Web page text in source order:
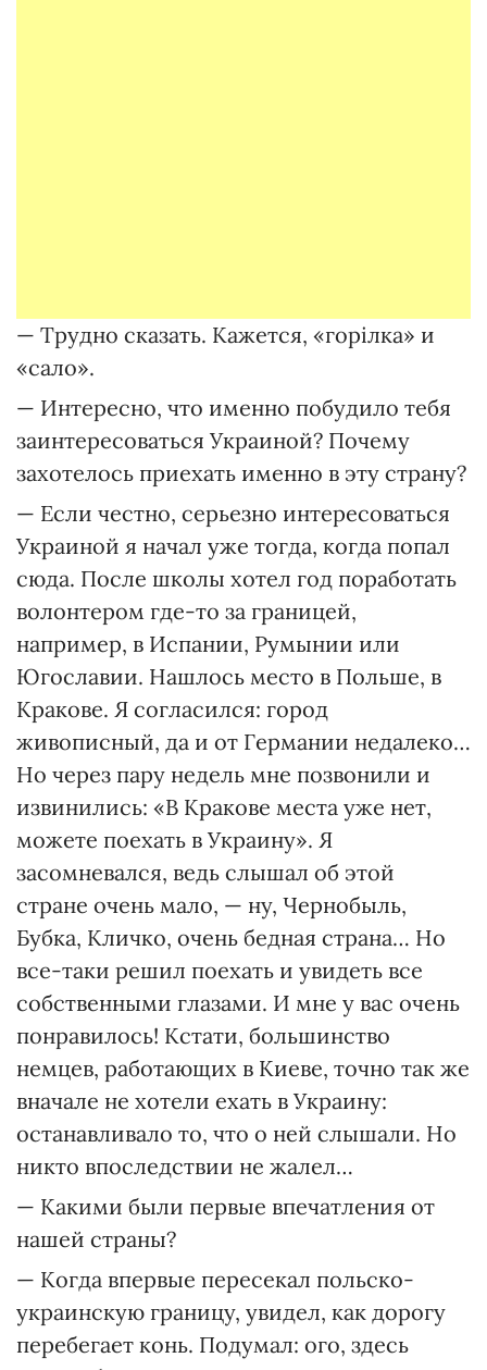
— Трудно сказать. Кажется, «горілка» и
«сало».
— Интересно, что именно побудило тебя
заинтересоваться Украиной? Почему
захотелось приехать именно в эту страну?
— Если честно, серьезно интересоваться
Украиной я начал уже тогда, когда попал
сюда. После школы хотел год поработать
волонтером где-то за границей,
например, в Испании, Румынии или
Югославии. Нашлось место в Польше, в
Кракове. Я согласился: город
живописный, да и от Германии недалеко…
Но через пару недель мне позвонили и
извинились: «В Кракове места уже нет,
можете поехать в Украину». Я
засомневался, ведь слышал об этой
стране очень мало, — ну, Чернобыль,
Бубка, Кличко, очень бедная страна… Но
все-таки решил поехать и увидеть все
собственными глазами. И мне у вас очень
понравилось! Кстати, большинство
немцев, работающих в Киеве, точно так же
вначале не хотели ехать в Украину:
останавливало то, что о ней слышали. Но
никто впоследствии не жалел…
— Какими были первые впечатления от
нашей страны?
— Когда впервые пересекал польско-
украинскую границу, увидел, как дорогу
перебегает конь. Подумал: ого, здесь